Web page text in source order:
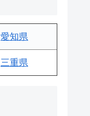
愛知県
三重県